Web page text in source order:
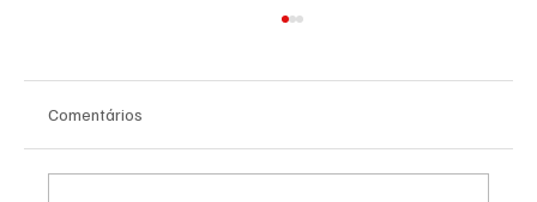
Comentários